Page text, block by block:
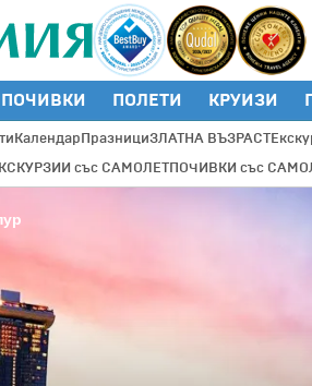
ПОЛЕТИ КРУИЗИ
КалендарПразнициЗЛАТНА ВЪЗРАСТ
със САМОЛЕТПОЧИВКИ със